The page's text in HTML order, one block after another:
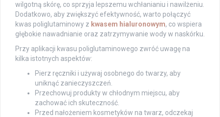
wilgotną skórę, co sprzyja lepszemu wchłanianiu i nawilżeniu.
Dodatkowo, aby zwiększyć efektywność, warto połączyć
kwas poliglutaminowy z kwasem hialuronowym, co wspiera
głębokie nawadnianie oraz zatrzymywanie wody w naskórku.
Przy aplikacji kwasu poliglutaminowego zwróć uwagę na
kilka istotnych aspektów:
Pierz ręczniki i używaj osobnego do twarzy, aby
uniknąć zanieczyszczeń.
Przechowuj produkty w chłodnym miejscu, aby
zachować ich skuteczność.
Przed nałożeniem kosmetyków na twarz, odczekaj